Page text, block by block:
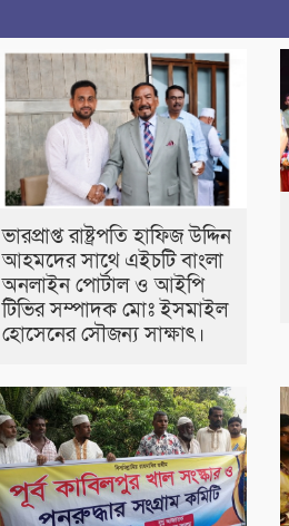
ভারপ্রাপ্ত রাষ্ট্রপতি হাফিজ উদ্দিন
আহমদের সাথে এইচটি বাংলা
অনলাইন পোর্টাল ও আইপি
টিভির সম্পাদক মোঃ ইসমাইল
হোসেনের সৌজন্য সাক্ষাৎ।